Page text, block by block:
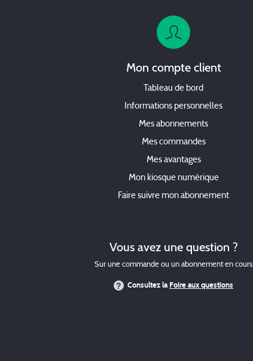
Mon compte client
Tableau de bord
Informations personnelles
Mes abonnements
Mes commandes
Mes avantages
Mon kiosque numérique
Faire suivre mon abonnement
Vous avez une question ?
Sur une commande ou un abonnement en cours
Consultez laFoire aux questions